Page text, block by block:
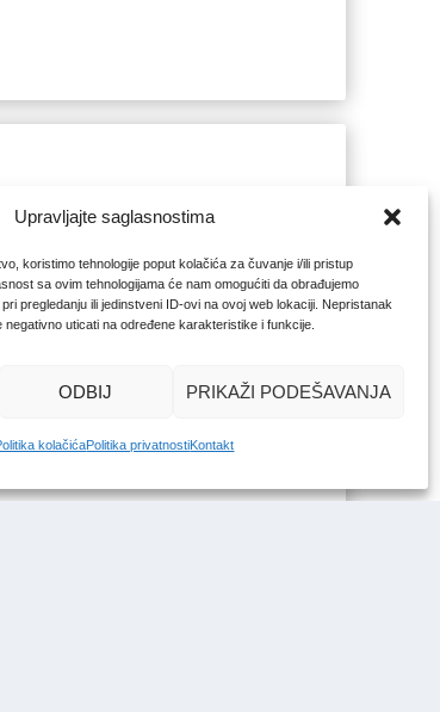
Upravljajte saglasnostima
koristimo tehnologije poput kolačića za čuvanje i/ili pristup
sa ovim tehnologijama će nam omogućiti da obrađujemo
pregledanju ili jedinstveni ID-ovi na ovoj web lokaciji. Nepristanak
uticati na određene karakteristike i funkcije.
ODBIJ PRIKAŽI PODEŠAVANJA
kolačićaPolitika privatnostiKontakt